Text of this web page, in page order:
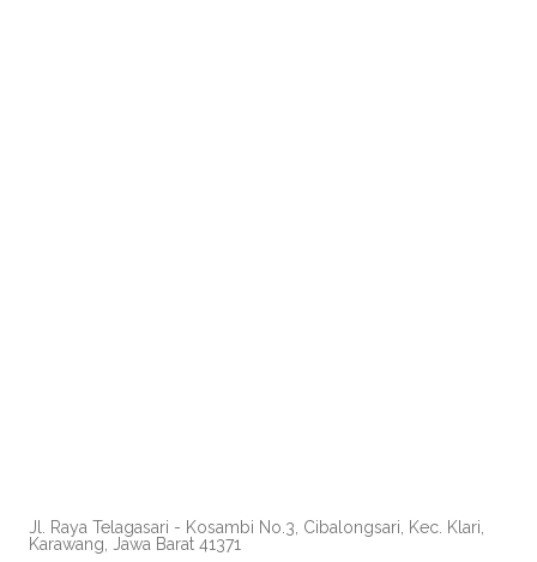
Jl. Raya Telagasari - Kosambi No.3, Cibalongsari, Kec. Klari,
Karawang, Jawa Barat 41371